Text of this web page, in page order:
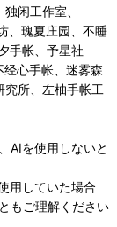
闲工作室、
、瑰夏庄园、不睡
手帐、予星社
心手帐、迷雾森
究所、左柚手帐工
AIを使用しないと
用していた場合
もご理解ください